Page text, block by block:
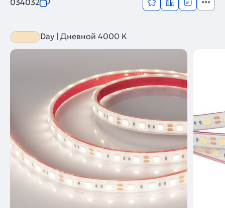
034032
Day | Дневной 4000 K